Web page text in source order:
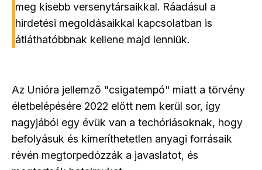
meg kisebb versenytársaikkal. Ráadásul a
hirdetési megoldásaikkal kapcsolatban is
átláthatóbbnak kellene majd lenniük.
Az Unióra jellemző "csigatempó" miatt a törvény
életbelépésére 2022 előtt nem kerül sor, így
nagyjából egy évük van a techóriásoknak, hogy
befolyásuk és kimeríthetetlen anyagi forrásaik
révén megtorpedózzák a javaslatot, és